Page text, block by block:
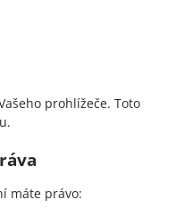
prohlížeče. Toto
máte právo: